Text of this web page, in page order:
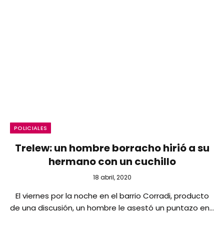
POLICIALES
Trelew: un hombre borracho hirió a su
hermano con un cuchillo
18 abril, 2020
El viernes por la noche en el barrio Corradi, producto
de una discusión, un hombre le asestó un puntazo en…